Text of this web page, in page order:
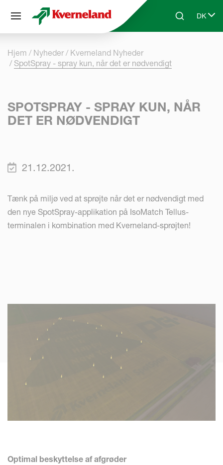
Skip to main contentSearchDK
Select
Hjem Nyheder
Kverneland Nyheder
SpotSpray - spray kun, når det er nødvendigt
SPOTSPRAY - SPRAY KUN, NÅR
DET ER NØDVENDIGT
21.12.2021.
Tænk på miljø ved at sprøjte når det er nødvendigt med
den nye SpotSpray-applikation på IsoMatch Tellus-
terminalen i kombination med Kverneland-sprøjten!
Optimal beskyttelse af afgrøder
CCookie-styringspanel